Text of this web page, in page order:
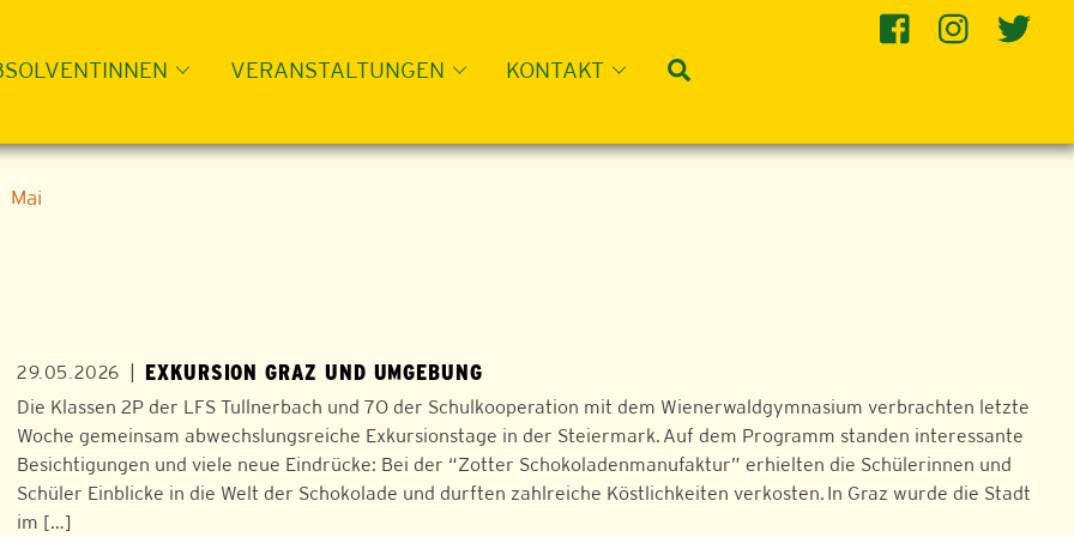
VERANSTALTUNGEN KONTAKT
Mai
29.05.2026 | EXKURSION GRAZ UND UMGEBUNG
Die Klassen 2P der LFS Tullnerbach und 7O der Schulkooperation mit dem Wienerwaldgymnasium verbrachten letzte
Woche gemeinsam abwechslungsreiche Exkursionstage in der Steiermark. Auf dem Programm standen interessante
Besichtigungen und viele neue Eindrücke: Bei der “Zotter Schokoladenmanufaktur” erhielten die Schülerinnen und
Schüler Einblicke in die Welt der Schokolade und durften zahlreiche Köstlichkeiten verkosten. In Graz wurde die Stadt
im […]